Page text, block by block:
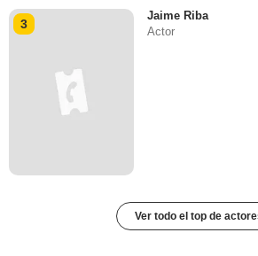
3
Jaime Riba
Actor
Ver todo el top de